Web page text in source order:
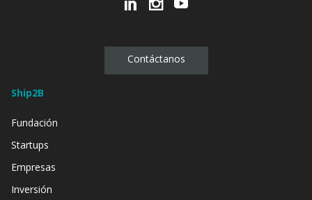
Contáctanos
Ship2B
Fundación
Startups
Empresas
Inversión